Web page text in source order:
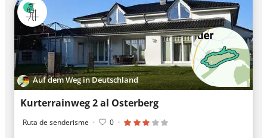
Auf dem Weg in Deutschland
Kurterrainweg 2 al Osterberg
Ruta de senderisme · 0 ·